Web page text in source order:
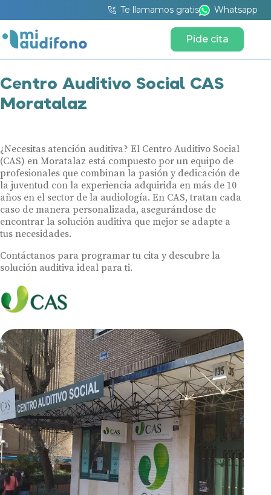
Te llamamos gratis Whatsapp
Pide cita
Centro Auditivo Social CAS
Moratalaz
¿Necesitas atención auditiva? El Centro Auditivo Social
(CAS) en Moratalaz está compuesto por un equipo de
profesionales que combinan la pasión y dedicación de
la juventud con la experiencia adquirida en más de 10
años en el sector de la audiología. En CAS, tratan cada
caso de manera personalizada, asegurándose de
encontrar la solución auditiva que mejor se adapte a
tus necesidades.
Contáctanos para programar tu cita y descubre la
solución auditiva ideal para ti.